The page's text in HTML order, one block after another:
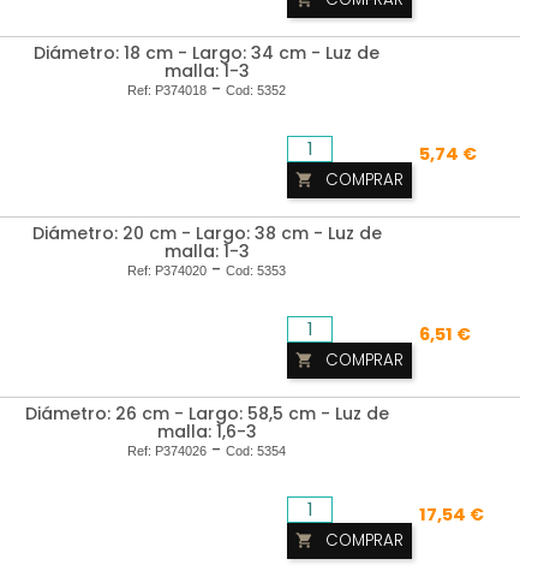
Diámetro: 18 cm - Largo: 34 cm - Luz de
malla: 1-3
Ref: P374018 - Cod: 5352
5,74 €
 COMPRAR
Diámetro: 20 cm - Largo: 38 cm - Luz de
malla: 1-3
Ref: P374020 - Cod: 5353
6,51 €
 COMPRAR
Diámetro: 26 cm - Largo: 58,5 cm - Luz de
malla: 1,6-3
Ref: P374026 - Cod: 5354
17,54 €
 COMPRAR